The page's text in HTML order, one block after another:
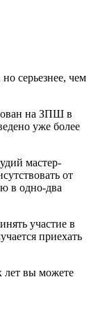
серьезнее, чем
на ЗПШ в
уже более
мастер-
от
в одно-два
участие в
приехать
лет вы можете